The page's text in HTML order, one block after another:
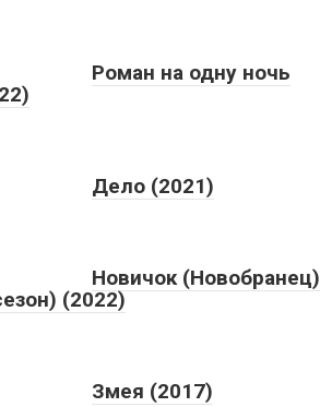
Роман на одну ночь
Дело (2021)
Новичок (Новобранец)
(2022)
Змея (2017)